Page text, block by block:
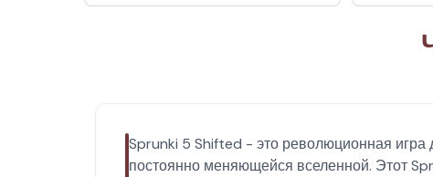
Sprunki 5 Shifted - это революционная
постоянно меняющейся вселенной. Этот